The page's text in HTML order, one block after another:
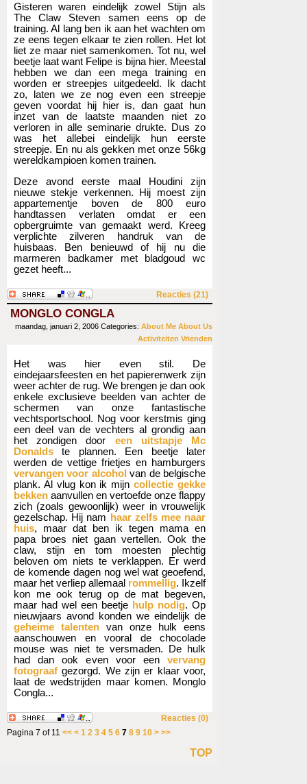
Gisteren waren eindelijk zowel Stijn als
The Claw Steven samen eens op de
training. Al lang ben ik aan het wachten om
ze eens tegen elkaar te zien rollen. Het lot
liet ze maar niet samenkomen. Tot nu, wel
beetje laat want Felipe is bijna hier. Meestal
hebben we dan een mega training en
worden er streepjes uitgedeeld. Ik dacht
zo, laten we ze nog even een streepje
geven voordat hij hier is, dan gaat hun
inzet van de laatste maanden niet zo
verloren in alle seminarie drukte. Dus zo
was het allebei eindelijk hun eerste
streepje. En nu als gekken met onze 56kg
wereldkampioen komen trainen.
Deze avond eerste maal Houdini zijn
nieuwe stekje verkennen. Hij moest zijn
appartementje boven de 800 euro
handtassen verlaten omdat er een
opbergruimte van gemaakt werd. Kreeg
verplichte zilveren handruk van de
huisbaas. Ben benieuwd of hij nu die
marmeren badkamer met bladgoud wc
gezet heeft...
Reacties (21)
MONGLO CONGLA
maandag, januari 2, 2006 Categories: About Me About Us
Activiteiten Vrienden
Het was hier even stil. De
eindejaarsfeesten en het papierenwerk zijn
weer achter de rug. We brengen je dan ook
enkele exclusieve beelden van achter de
schermen van onze fantastische
vechtsportschool. Nog voor kerstmis ging
een deel van de vechters al grondig aan
het zondigen door een uitstapje Mc
Donalds te plannen. Een beetje later
werden de vettige frietjes en hamburgers
vervangen voor alcohol van de belgische
plank. Al vlug kon ik mijncollectie gekke
bekken aanvullen en vertoefde onze flappy
zich (zoals gewoonlijk) weer in vrouwelijk
gezelschap. Hij nam haar zelfs mee naar
huis, maar dat ben ik tegen mama en
papa broes niet gaan vertellen. Ook the
claw, stijn en tom moesten plechtig
beloven om niets te verklappen. Er werd
de komende dagen nog wel wat geoefend,
maar het verliep allemaal rommellig. Ikzelf
kon me ook terug op de mat begeven,
maar had wel een beetje hulp nodig. Op
nieuwjaars avond konden we eindelijk de
geheime talenten van onze hulk eens
aanschouwen en vooral de chocolade
mouse was niet te versmaden. De hulk
had dan ook even voor een vervang
fotograaf gezorgd. We zijn er klaar voor,
laat de wedstrijden maar komen. Monglo
Congla...
Reacties (0)
Pagina 7 of 11 << < 1 2 3 4 5 6 7 8 9 10 > >>
TOP